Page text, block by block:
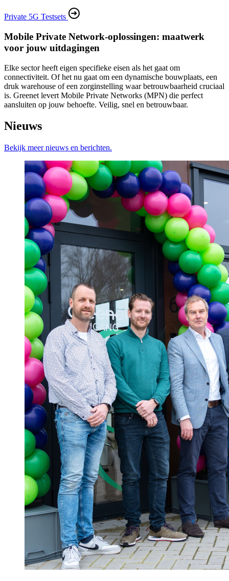
Private 5G Testsets
Mobile Private Network-oplossingen: maatwerk
voor jouw uitdagingen
Elke sector heeft eigen specifieke eisen als het gaat om
connectiviteit. Of het nu gaat om een dynamische bouwplaats, een
druk warehouse of een zorginstelling waar betrouwbaarheid cruciaal
is. Greenet levert Mobile Private Networks (MPN) die perfect
aansluiten op jouw behoefte. Veilig, snel en betrouwbaar.
Nieuws
Bekijk meer nieuws en berichten.